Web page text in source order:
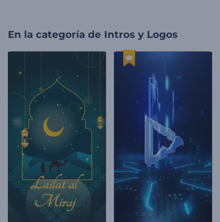
En la categoría de Intros y Logos